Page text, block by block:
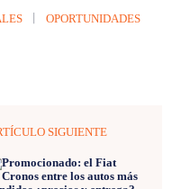
OPORTUNIDADES
SIGUIENTE